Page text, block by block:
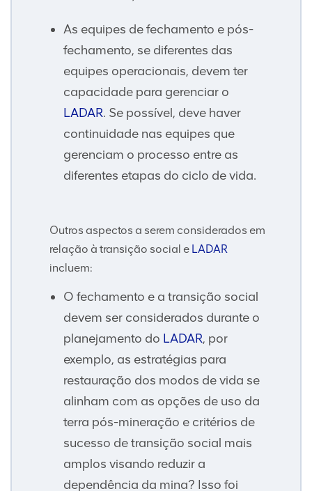
As equipes de fechamento e pós-
fechamento, se diferentes das
equipes operacionais, devem ter
capacidade para gerenciar o
LADAR. Se possível, deve haver
continuidade nas equipes que
gerenciam o processo entre as
diferentes etapas do ciclo de vida.
Outros aspectos a serem considerados em
relação à transição social e LADAR
incluem:
O fechamento e a transição social
devem ser considerados durante o
planejamento do LADAR, por
exemplo, as estratégias para
restauração dos modos de vida se
alinham com as opções de uso da
terra pós-mineração e critérios de
sucesso de transição social mais
amplos visando reduzir a
dependência da mina? Isso foi